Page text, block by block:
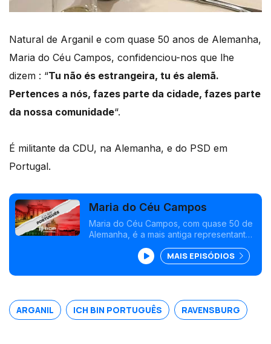
Natural de Arganil e com quase 50 anos de Alemanha,
Maria do Céu Campos, confidenciou-nos que lhe
dizem : “Tu não és estrangeira, tu és alemã.
Pertences a nós, fazes parte da cidade, fazes parte
da nossa comunidade“.
É militante da CDU, na Alemanha, e do PSD em
Portugal.
Maria do Céu Campos
Maria do Céu Campos, com quase 50 de
Alemanha, é a mais antiga representante
Ravensburg. Recebeu a medalha da
cidade pela luta dos direitos dos
estrangeiros. Conversa com Paula
MAIS EPISÓDIOS
ARGANIL ICH BIN PORTUGUÊS RAVENSBURG